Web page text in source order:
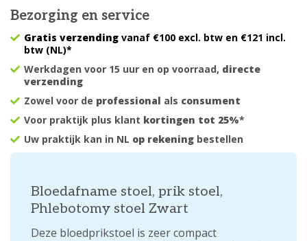
Bezorging en service
Gratis verzending vanaf €100 excl. btw en €121 incl.
btw (NL)*
Werkdagen voor 15 uur en op voorraad, directe
verzending
Zowel voor de professional als consument
Voor praktijk plus klant kortingen tot 25%*
Uw praktijk kan in NL op rekening bestellen
Bloedafname stoel, prik stoel,
Phlebotomy stoel Zwart
Deze bloedprikstoel is zeer compact